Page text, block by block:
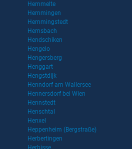
Hemmelte
Hemmingen
Hemmingstedt
Hemsbach
Hendschiken
Hengelo
Hengersberg
Henggart
Hengstdijk
Henndorf am Wallersee
Hennersdorf bei Wien
Hennstedt
Henschtal
Henxel
Heppenheim (Bergstraße)
Herbertingen
Herbisse